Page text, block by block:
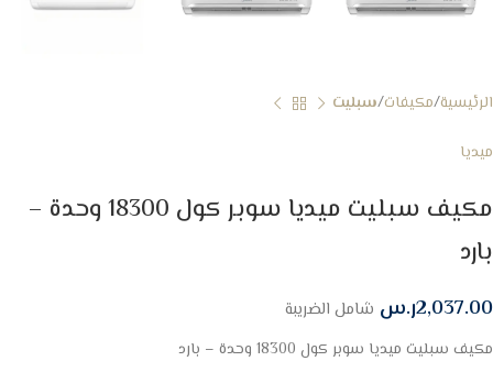
الرئيسية مكيفات سبليت
ميديا
مكيف سبليت ميديا سوبر كول 18300 وحدة –
بارد
2,037.00ر.س شامل الضريبة
مكيف سبليت ميديا سوبر كول 18300 وحدة – بارد